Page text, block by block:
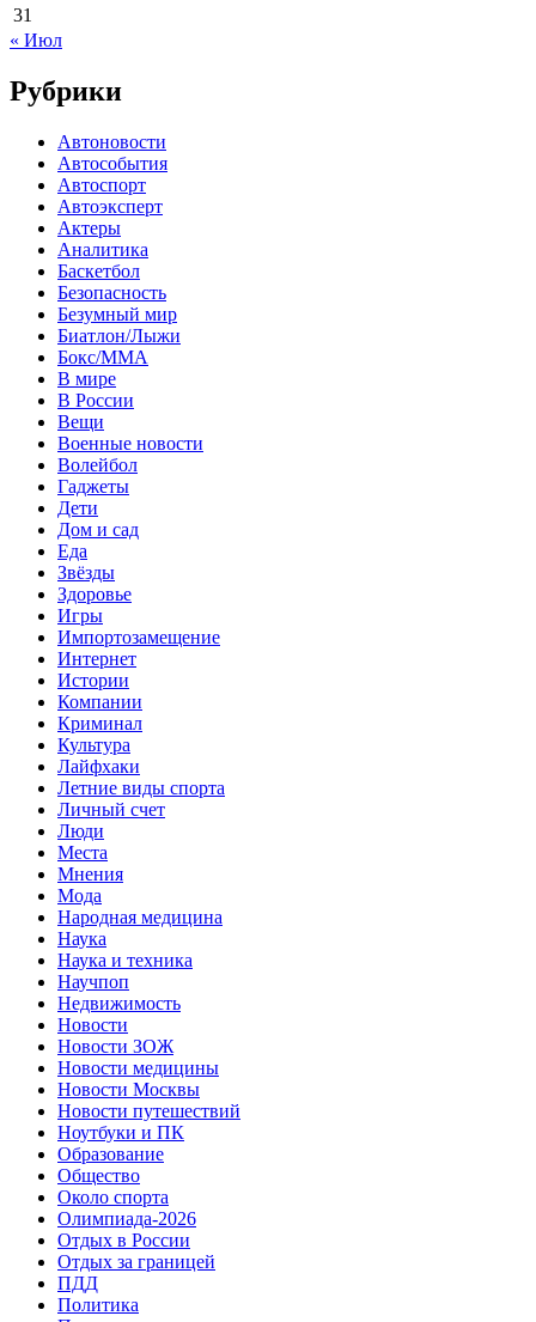
31
« Июл
Рубрики
Автоновости
Автособытия
Автоспорт
Автоэксперт
Актеры
Аналитика
Баскетбол
Безопасность
Безумный мир
Биатлон/Лыжи
Бокс/MMA
В мире
В России
Вещи
Военные новости
Волейбол
Гаджеты
Дети
Дом и сад
Еда
Звёзды
Здоровье
Игры
Импортозамещение
Интернет
Истории
Компании
Криминал
Культура
Лайфхаки
Летние виды спорта
Личный счет
Люди
Места
Мнения
Мода
Народная медицина
Наука
Наука и техника
Научпоп
Недвижимость
Новости
Новости ЗОЖ
Новости медицины
Новости Москвы
Новости путешествий
Ноутбуки и ПК
Образование
Общество
Около спорта
Олимпиада-2026
Отдых в России
Отдых за границей
ПДД
Политика